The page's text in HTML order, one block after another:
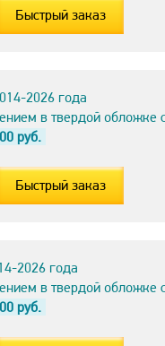
Быстрый заказ
2026 года
в твердой обложке
руб.
Быстрый заказ
2026 года
в твердой обложке
руб.